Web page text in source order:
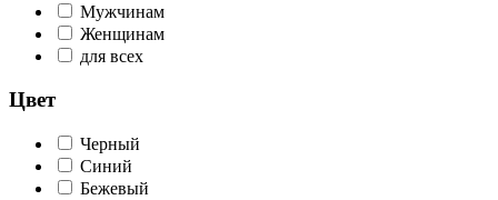
Мужчинам
Женщинам
для всех
Цвет
Черный
Синий
Бежевый